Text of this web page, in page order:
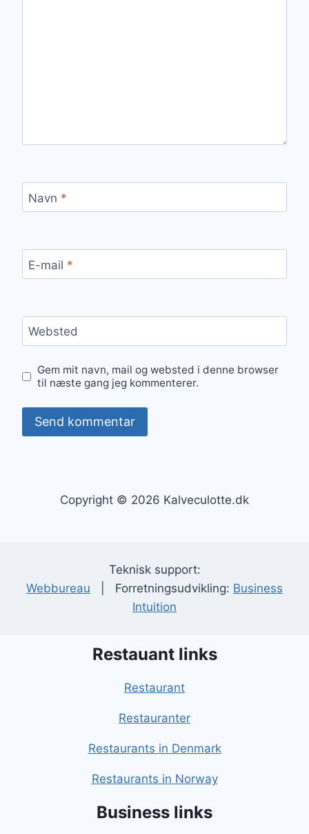
Navn *
E-mail *
Websted
Gem mit navn, mail og websted i denne browser
til næste gang jeg kommenterer.
Copyright © 2026 Kalveculotte.dk
Teknisk support:
Webbureau | Forretningsudvikling: Business
Intuition
Restauant links
Restaurant
Restauranter
Restaurants in Denmark
Restaurants in Norway
Business links